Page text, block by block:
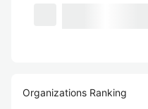
Organizations Ranking